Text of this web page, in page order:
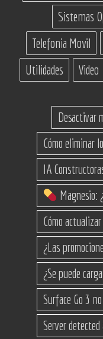
Sistemas
Telefonia Movil
Utilidades
Video
Desactivar
Magnesio: ¿Por